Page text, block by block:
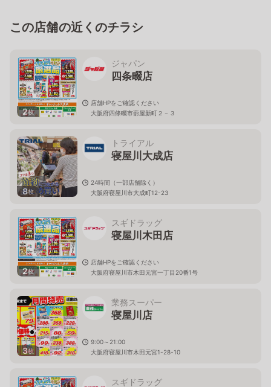
この店舗の近くのチラシ
2枚
ジャパン
四条畷店
店舗HPをご確認ください
大阪府四條畷市蔀屋新町２－３
8枚
トライアル
寝屋川大成店
24時間（一部店舗除く）
大阪府寝屋川市大成町12-23
2枚
スギドラッグ
寝屋川木田店
店舗HPをご確認ください
大阪府寝屋川市木田元宮一丁目20番1号
3枚
業務スーパー
寝屋川店
9:00～21:00
大阪府寝屋川市木田元宮1-28-10
スギドラッグ